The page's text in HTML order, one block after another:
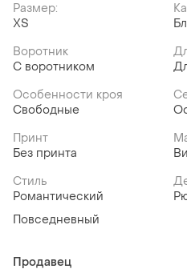
Размер:
ХS
Воротник
С воротником
Особенности кроя
Свободные
Принт
Без принта
Стиль
Романтический
Повседневный
Продавец